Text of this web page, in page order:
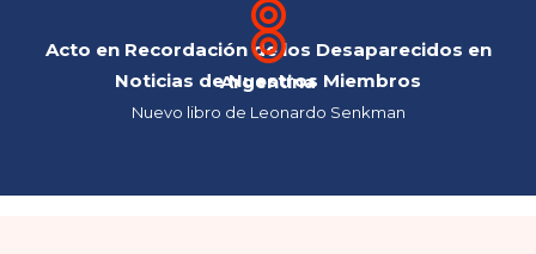
Acto en Recordación de los Desaparecidos en
Argentina
Noticias de Nuestros Miembros
Nuevo libro de Leonardo Senkman